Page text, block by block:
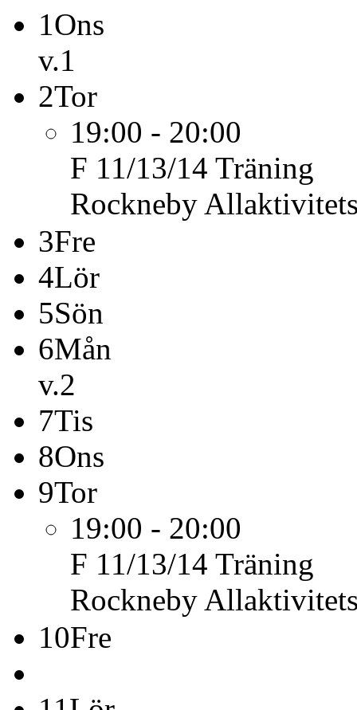
1Ons
v.1
2Tor
19:00 - 20:00
F 11/13/14 Träning
Rockneby
3Fre
4Lör
5Sön
6Mån
v.2
7Tis
8Ons
9Tor
19:00 - 20:00
F 11/13/14 Träning
Rockneby
10Fre